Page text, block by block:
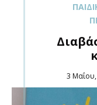
Posted
3